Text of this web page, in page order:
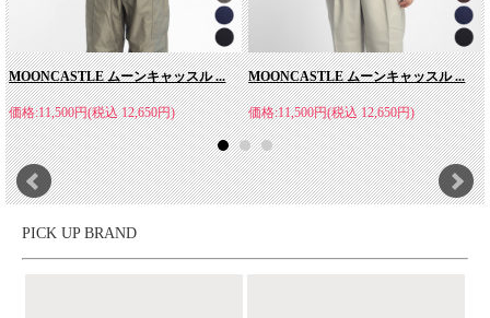
MOONCASTLE ムーンキャッスル ...
価格:11,500円(税込 12,650円)
MOONCASTLE ムーンキャッスル ...
価格:11,500円(税込 12,650円)
PICK UP BRAND